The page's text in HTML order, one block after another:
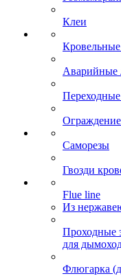
Клеи
Аварийные
Саморезы
Гвозди
Flue line
Из
Проходные
для
Флюгарка